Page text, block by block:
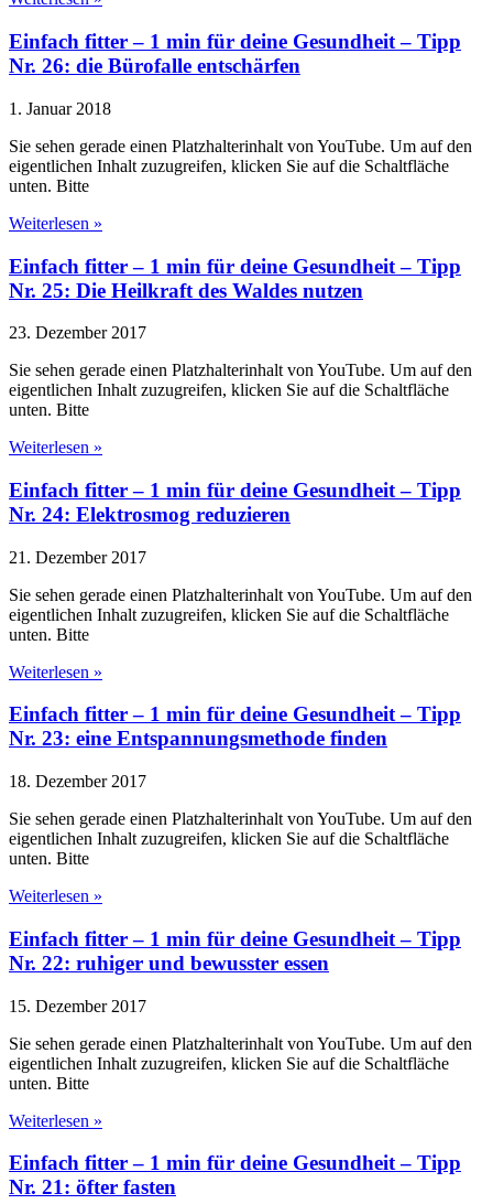
Einfach fitter – 1 min für deine Gesundheit – Tipp
Nr. 26: die Bürofalle entschärfen
1. Januar 2018
Sie sehen gerade einen Platzhalterinhalt von YouTube. Um auf den
eigentlichen Inhalt zuzugreifen, klicken Sie auf die Schaltfläche
unten. Bitte
Weiterlesen »
Einfach fitter – 1 min für deine Gesundheit – Tipp
Nr. 25: Die Heilkraft des Waldes nutzen
23. Dezember 2017
Sie sehen gerade einen Platzhalterinhalt von YouTube. Um auf den
eigentlichen Inhalt zuzugreifen, klicken Sie auf die Schaltfläche
unten. Bitte
Weiterlesen »
Einfach fitter – 1 min für deine Gesundheit – Tipp
Nr. 24: Elektrosmog reduzieren
21. Dezember 2017
Sie sehen gerade einen Platzhalterinhalt von YouTube. Um auf den
eigentlichen Inhalt zuzugreifen, klicken Sie auf die Schaltfläche
unten. Bitte
Weiterlesen »
Einfach fitter – 1 min für deine Gesundheit – Tipp
Nr. 23: eine Entspannungsmethode finden
18. Dezember 2017
Sie sehen gerade einen Platzhalterinhalt von YouTube. Um auf den
eigentlichen Inhalt zuzugreifen, klicken Sie auf die Schaltfläche
unten. Bitte
Weiterlesen »
Einfach fitter – 1 min für deine Gesundheit – Tipp
Nr. 22: ruhiger und bewusster essen
15. Dezember 2017
Sie sehen gerade einen Platzhalterinhalt von YouTube. Um auf den
eigentlichen Inhalt zuzugreifen, klicken Sie auf die Schaltfläche
unten. Bitte
Weiterlesen »
Einfach fitter – 1 min für deine Gesundheit – Tipp
Nr. 21: öfter fasten